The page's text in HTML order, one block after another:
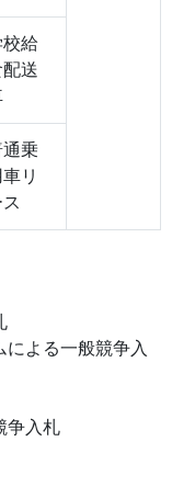
校給
送
通乗
車リ
よる一般競争入
入札